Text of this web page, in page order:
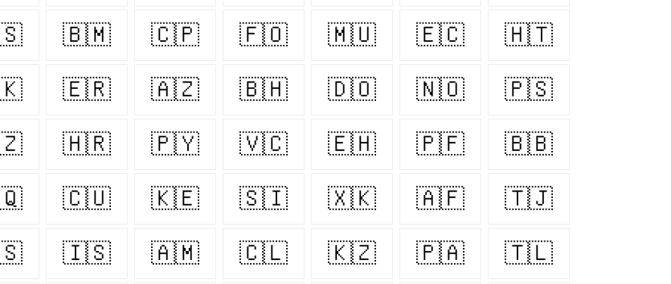
🇧🇲 🇨🇵 🇫🇴 🇲🇺 🇪🇨 🇭🇹
🇪🇷 🇦🇿 🇧🇭 🇩🇴 🇳🇴 🇵🇸
🇭🇷 🇵🇾 🇻🇨 🇪🇭 🇵🇫 🇧🇧
🇨🇺 🇰🇪 🇸🇮 🇽🇰 🇦🇫 🇹🇯
🇮🇸 🇦🇲 🇨🇱 🇰🇿 🇵🇦 🇹🇱